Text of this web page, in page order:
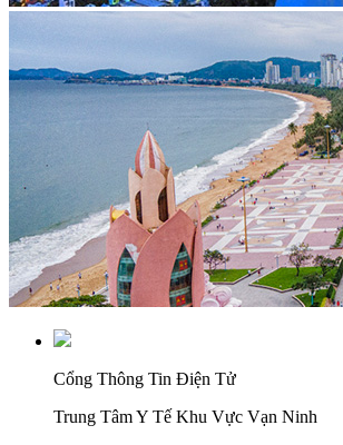
Cổng Thông Tin Điện Tử
Trung Tâm Y Tế Khu Vực Vạn Ninh